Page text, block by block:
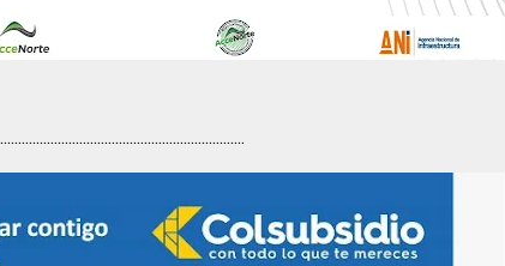
....................................................................